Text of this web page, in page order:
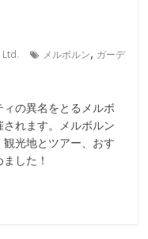
Ltd. メルボルン, ガーデ
の異名をとるメルボ
れます。メルボルン
光地とツアー、おす
した！